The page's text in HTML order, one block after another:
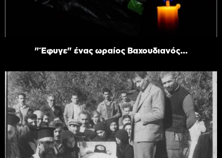
"Έφυγε" ένας ωραίος Βαχουδιανός...